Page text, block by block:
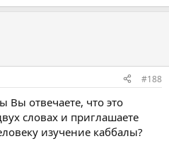
#188
Вы отвечаете, что это
словах и приглашаете
изучение каббалы?